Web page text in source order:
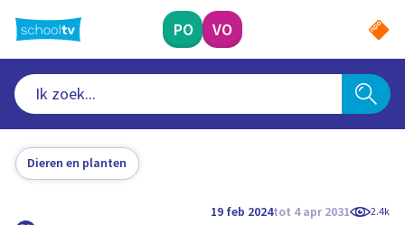
naar
hoofdinhoud
PO VO
Dieren en planten
19 feb 2024tot 4 apr 2031 2.4k